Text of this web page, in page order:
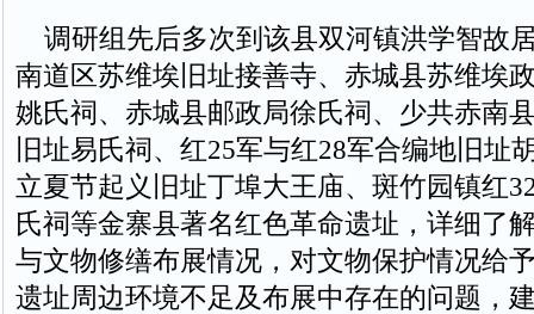
调研组先后多次到该县双河镇洪学智故
南道区苏维埃旧址接善寺、赤城县苏维埃
姚氏祠、赤城县邮政局徐氏祠、少共赤南
旧址易氏祠、红25军与红28军合编地旧址
立夏节起义旧址丁埠大王庙、斑竹园镇红
氏祠等金寨县著名红色革命遗址，详细了
与文物修缮布展情况，对文物保护情况给
遗址周边环境不足及布展中存在的问题，